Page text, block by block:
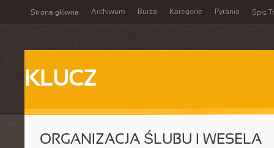
Strona główna Archiwum Burza Kategorie Pytania Spis
KLUCZ
ORGANIZACJA ŚLUBU I WESELA